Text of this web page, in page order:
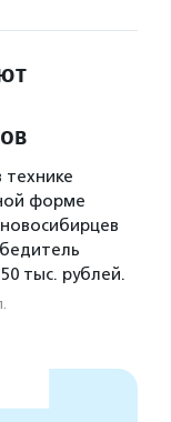
форме
тыс. рублей.